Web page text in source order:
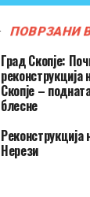
ПОВРЗАНИ
Град Скопје:
Скопје –
блесне
Реконструкција
Нерези